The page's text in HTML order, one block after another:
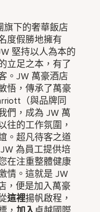
旗下的奢華飯店
度假勝地擁有
堅持以人為本的
立足之本，有了
。JW 萬豪酒店
悟，傳承了萬豪
（與品牌同
們，成為 JW 萬
往的工作氛圍，
。超凡待客之道
為員工提供培
在注重整體健康
情。這就是 JW
，便是加入萬豪
這裡揚帆啟程，